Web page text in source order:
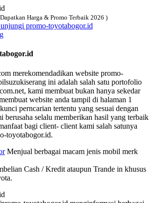
Harga & Promo Terbaik 2026 )
promo-toyotabogor.id
merekomendadikan website promo-
ini adalah salah satu portofolio
kami membuat bukan hanya sekedar
website anda tampil di halaman 1
perncarian tertentu yang sesuai dengan
berusaha selalu memberikan hasil yang terbaik
bagi client- client kami salah satunya
toyotabogor.id.
Menjual berbagai macam jenis mobil merk
Cash / Kredit ataupun Trande in khusus